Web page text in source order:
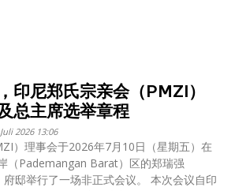
印尼郑氏宗亲会（PMZI）
总主席选举章程
2026 13:06
）理事会于2026年7月10日（星期五）在
（Pademangan Barat）区的郑瑞强
府邸举行了一场非正式会议。 本次会议自印